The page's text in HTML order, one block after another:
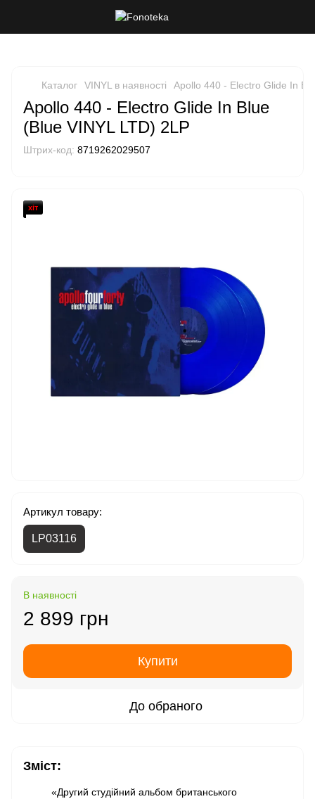
Каталог VINYL в наявності Apollo 440 - Electro Glide In
Apollo 440 - Electro Glide In Blue
(Blue VINYL LTD) 2LP
Штрих-код: 8719262029507
хіт
Артикул товару:
LP03116
В наявності
2 899 грн
Купити
До обраного
Зміст:
«Другий студійний альбом британського